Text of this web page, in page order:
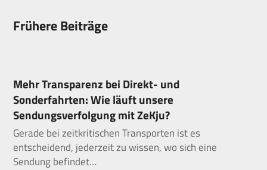
Frühere Beiträge
Mehr Transparenz bei Direkt- und
Sonderfahrten: Wie läuft unsere
Sendungsverfolgung mit ZeKju?
Gerade bei zeitkritischen Transporten ist es
entscheidend, jederzeit zu wissen, wo sich eine
Sendung befindet…